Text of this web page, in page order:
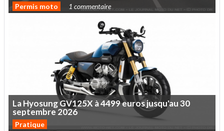
Permis moto 1 commentaire
LaHyosungGV125X à4499eurosjusqu'au30
septembre 2026
Pratique